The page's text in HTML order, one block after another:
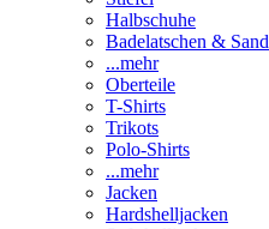
Halbschuhe
Badelatschen &
...mehr
Oberteile
T-Shirts
Trikots
Polo-Shirts
...mehr
Jacken
Hardshelljacken